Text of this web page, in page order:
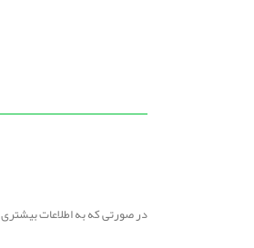
در صورتی که به اطلاعات